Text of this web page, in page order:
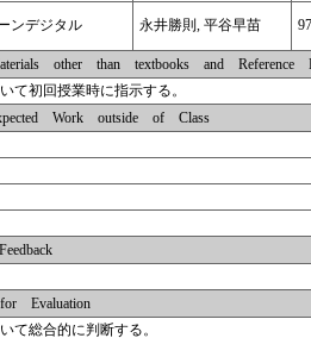
ンデジタル 永井勝則, 平谷早苗
other than textbooks and Reference
て初回授業時に指示する。
Work outside of Class
Evaluation
て総合的に判断する。